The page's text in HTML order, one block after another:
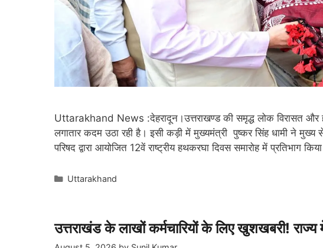
Uttarakhand News :देहरादून।उत्तराखण्ड की समृद्ध लोक विरासत और
लगातार कदम उठा रही है। इसी कड़ी में मुख्यमंत्री पुष्कर सिंह धामी ने
परिषद द्वारा आयोजित 12वें राष्ट्रीय हथकरघा दिवस समारोह में प्रतिभाग
Categories
Uttarakhand
उत्तराखंड के लाखों कर्मचारियों के लिए खुशखबरी!